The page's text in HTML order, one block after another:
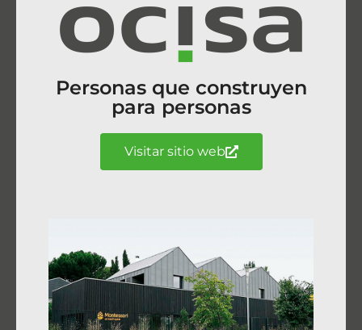
Personas que construyen
para personas
Visitar sitio web